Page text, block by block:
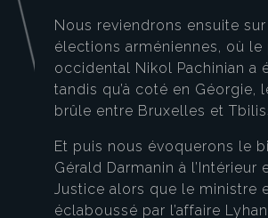
Nous reviendrons ensuite
élections arméniennes, où le
occidental Nikol Pachinian a
tandis qu’à coté en Géorgie,
brûle entre Bruxelles et
Et puis nous évoquerons le
Gérald Darmanin à l’Intérieur
Justice alors que le ministre
éclaboussé par l’affaire